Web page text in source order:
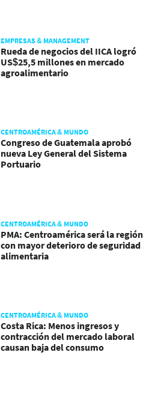
EMPRESAS & MANAGEMENT
Rueda de negocios del IICA logró
US$25,5 millones en mercado
agroalimentario
CENTROAMÉRICA & MUNDO
Congreso de Guatemala aprobó
nueva Ley General del Sistema
Portuario
CENTROAMÉRICA & MUNDO
PMA: Centroamérica será la región
con mayor deterioro de seguridad
alimentaria
CENTROAMÉRICA & MUNDO
Costa Rica: Menos ingresos y
contracción del mercado laboral
causan baja del consumo